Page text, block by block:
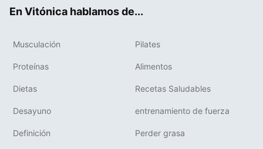
En Vitónica hablamos de...
Musculación Pilates
Proteínas Alimentos
Dietas Recetas Saludables
Desayuno entrenamiento de fuerza
Definición Perder grasa